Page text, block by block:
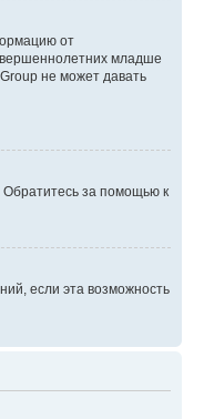
от
младше
не может давать
Обратитесь за помощью к
если эта возможность